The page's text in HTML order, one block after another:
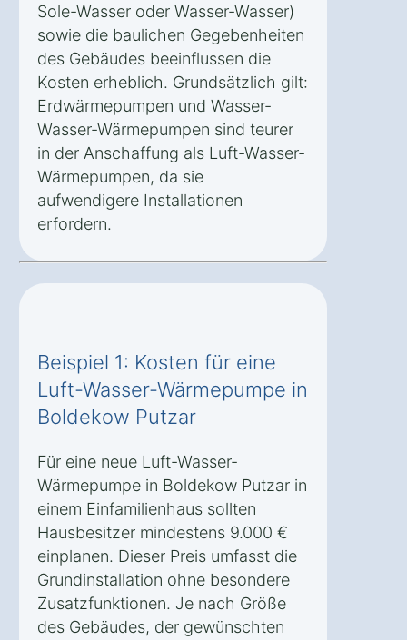
Sole-Wasser oder Wasser-Wasser)
sowie die baulichen Gegebenheiten
des Gebäudes beeinflussen die
Kosten erheblich. Grundsätzlich gilt:
Erdwärmepumpen und Wasser-
Wasser-Wärmepumpen sind teurer
in der Anschaffung als Luft-Wasser-
Wärmepumpen, da sie
aufwendigere Installationen
erfordern.
Beispiel 1: Kosten für eine
Luft-Wasser-Wärmepumpe in
Boldekow Putzar
Für eine neue Luft-Wasser-
Wärmepumpe in Boldekow Putzar in
einem Einfamilienhaus sollten
Hausbesitzer mindestens 9.000 €
einplanen. Dieser Preis umfasst die
Grundinstallation ohne besondere
Zusatzfunktionen. Je nach Größe
des Gebäudes, der gewünschten